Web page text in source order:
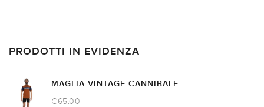
PRODOTTI IN EVIDENZA
MAGLIA VINTAGE CANNIBALE
€65.00